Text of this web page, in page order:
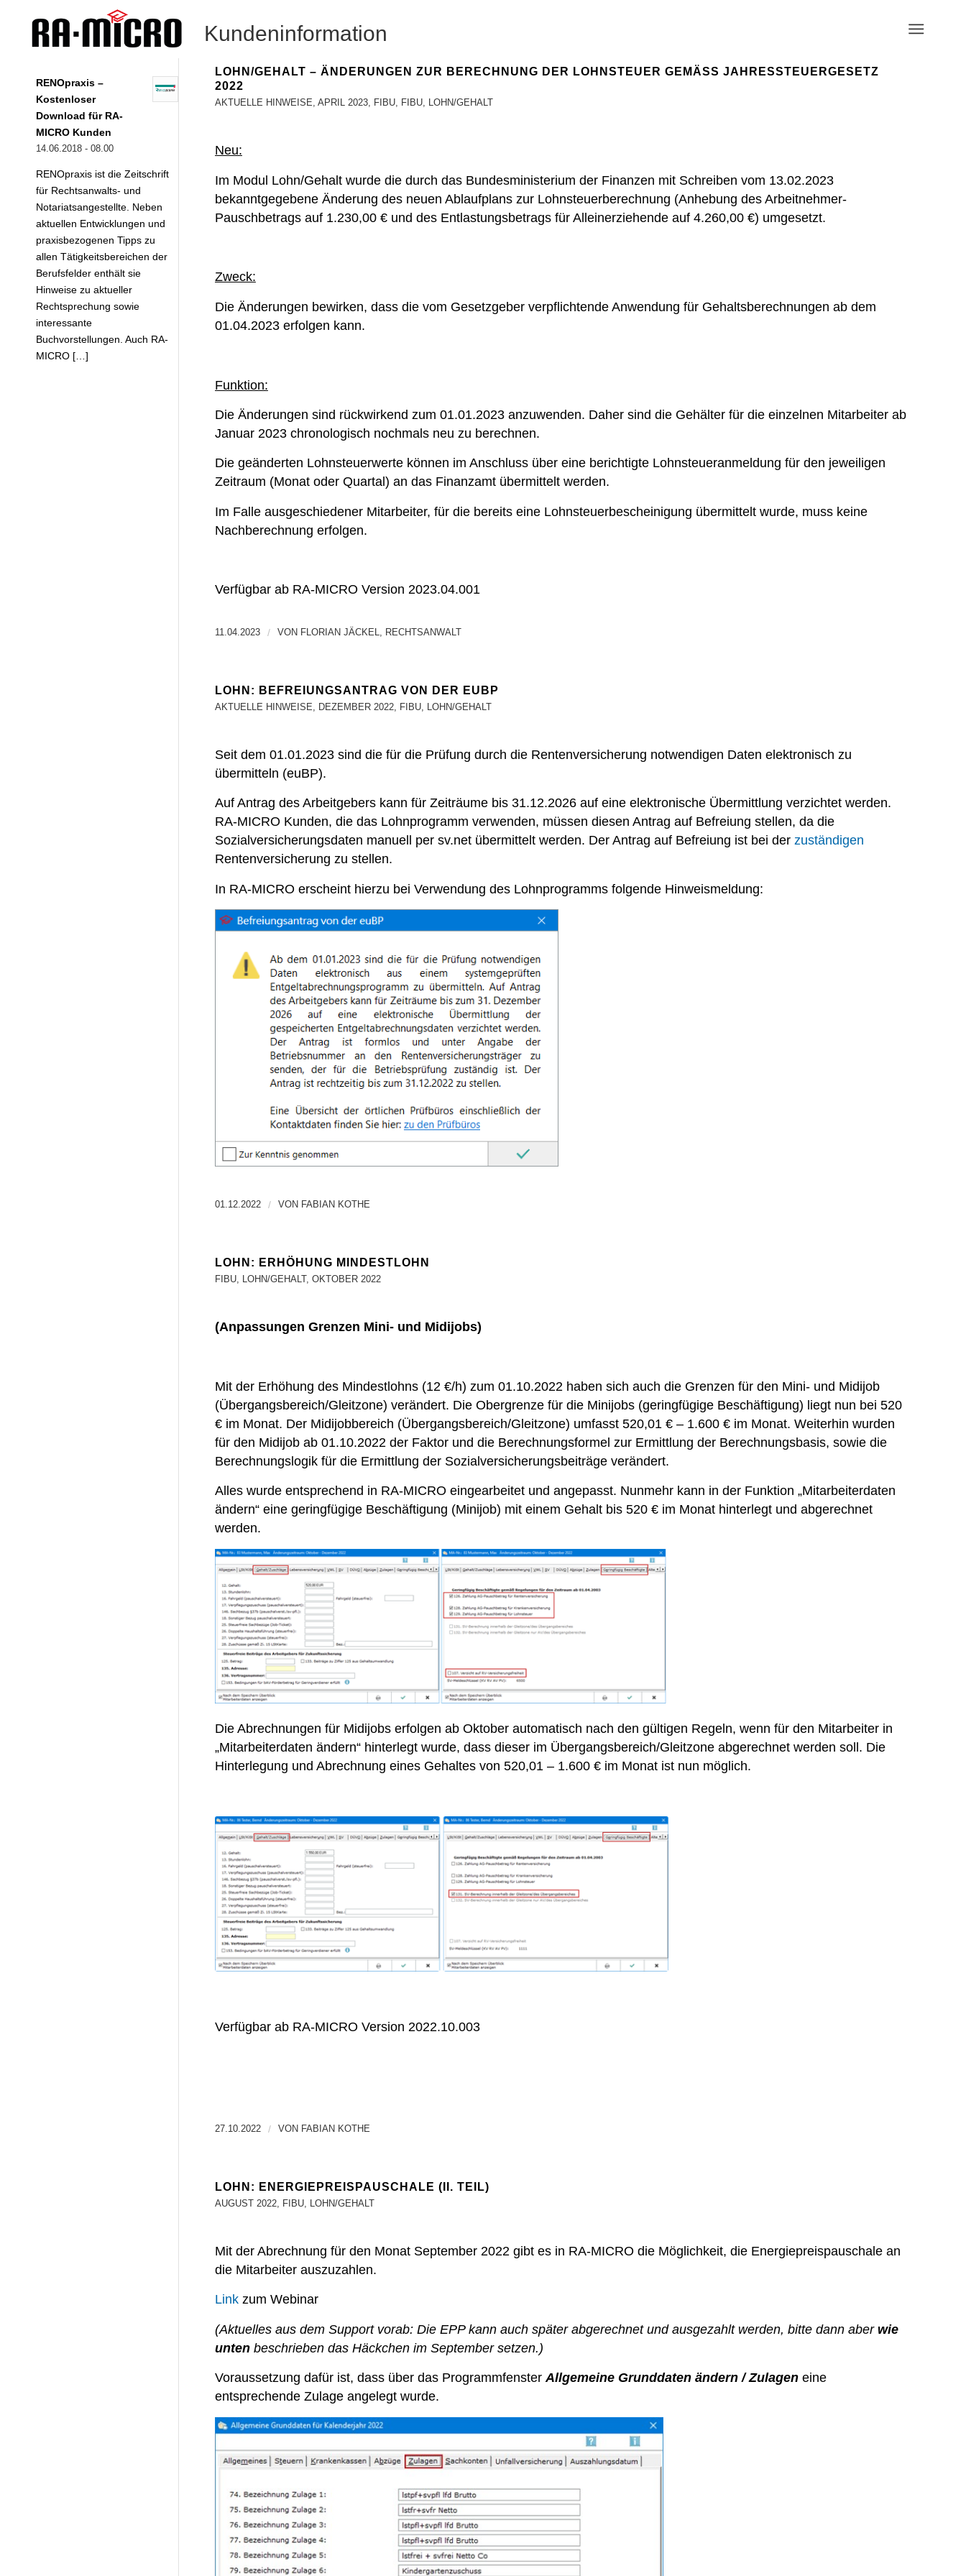
Kundeninformation
LOHN/GEHALT – ÄNDERUNGEN ZUR BERECHNUNG DER LOHNSTEUER GEMÄSS JAHRESSTEUERGESETZ 2
022
AKTUELLE HINWEISE, APRIL 2023, FIBU, FIBU, LOHN/GEHALT
Neu:
Im Modul Lohn/Gehalt wurde die durch das Bundesministerium der Finanzen mit Schreiben vom 13.02.2023
bekanntgegebene Änderung des neuen Ablaufplans zur Lohnsteuerberechnung (Anhebung des Arbeitnehmer-
Pauschbetrags auf 1.230,00 € und des Entlastungsbetrags für Alleinerziehende auf 4.260,00 €) umgesetzt.
Zweck:
Die Änderungen bewirken, dass die vom Gesetzgeber verpflichtende Anwendung für Gehaltsberechnungen ab dem
01.04.2023 erfolgen kann.
Funktion:
Die Änderungen sind rückwirkend zum 01.01.2023 anzuwenden. Daher sind die Gehälter für die einzelnen Mitarbeiter ab
Januar 2023 chronologisch nochmals neu zu berechnen.
Die geänderten Lohnsteuerwerte können im Anschluss über eine berichtigte Lohnsteueranmeldung für den jeweiligen
Zeitraum (Monat oder Quartal) an das Finanzamt übermittelt werden.
Im Falle ausgeschiedener Mitarbeiter, für die bereits eine Lohnsteuerbescheinigung übermittelt wurde, muss keine
Nachberechnung erfolgen.
Verfügbar ab RA-MICRO Version 2023.04.001
11.04.2023 / VON FLORIAN JÄCKEL, RECHTSANWALT
LOHN: BEFREIUNGSANTRAG VON DER EUBP
AKTUELLE HINWEISE DEZEMBER 2022, FIBU, LOHN/GEHALT
Seit dem 01.01.2023 sind die für die Prüfung durch die Rentenversicherung notwendigen Daten elektronisch zu
übermitteln (euBP).
Auf Antrag des Arbeitgebers kann für Zeiträume bis 31.12.2026 auf eine elektronische Übermittlung verzichtet werden.
RA-MICRO Kunden, die das Lohnprogramm verwenden, müssen diesen Antrag auf Befreiung stellen, da die
Sozialversicherungsdaten manuell per sv.net übermitteltwerden. Der Antrag auf Befreiung ist bei der zuständigen
Rentenversicherung zu stellen.
In RA-MICRO erscheint hierzu bei Verwendung des Lohnprogramms folgende Hinweismeldung:
01.12.2022 / VON FABIAN KOTHE
LOHN: ERHÖHUNG MINDESTLOHN
FIBU, LOHN/GEHALT, OKTOBER 2022
(Anpassungen Grenzen Mini- und Midijobs)
Mit der Erhöhung des Mindestlohns (12 €/h) zum 01.10.2022 haben sich auch die Grenzen für den Mini- und Midijob
(Übergangsbereich/Gleitzone) verändert. Die Obergrenze für die Minijobs (geringfügige Beschäftigung) liegt nun bei 520
€ im Monat. Der Midijobbereich (Übergangsbereich/Gleitzone) umfasst 520,01 € – 1.600 € im Monat. Weiterhin wurden
für den Midijob ab 01.10.2022 der Faktor und die Berechnungsformel zur Ermittlung der Berechnungsbasis, sowie die
Berechnungslogik für die Ermittlung der Sozialversicherungsbeiträge verändert.
Alles wurde entsprechend in RA-MICRO eingearbeitet und angepasst. Nunmehr kann in der Funktion „Mitarbeiterdaten
ändern“ eine geringfügige Beschäftigung (Minijob) mit einem Gehalt bis 520 € im Monat hinterlegt und abgerechnet
werden.
Die Abrechnungen für Midijobs erfolgen ab Oktober automatisch nach den gültigen Regeln, wenn für den Mitarbeiter in
„Mitarbeiterdaten ändern“ hinterlegt wurde, dass dieser im Übergangsbereich/Gleitzone abgerechnet werden soll. Die
Hinterlegung und Abrechnung eines Gehaltes von 520,01 – 1.600 € im Monat ist nun möglich.
Verfügbar ab RA-MICRO Version 2022.10.003
27.10.2022 / VON FABIAN KOTHE
LOHN: ENERGIEPREISPAUSCHALE (II. TEIL)
AUGUST 2022, FIBU, LOHN/GEHALT
Mit der Abrechnung für den Monat September 2022 gibt es in RA-MICRO die Möglichkeit, die Energiepreispauschale an
die Mitarbeiter auszuzahlen.
Linkzum Webinar
(Aktuelles aus dem Support vorab: Die EPP kann auch später abgerechnet und ausgezahlt werden, bitte dann aber wie
untenbeschrieben das Häckchen im September setzen.)
Voraussetzung dafür ist, dass über das ProgrammfensterAllgemeine Grunddaten ändern / Zulageneine
entsprechende Zulage angelegt wurde.
RENOpraxis –
Kostenloser
Download für RA-
MICRO Kunden
14.06.2018 - 08.00
RENOpraxis ist die Zeitschrift
für Rechtsanwalts- und
Notariatsangestellte. Neben
aktuellen Entwicklungen und
praxisbezogenen Tipps zu
allen Tätigkeitsbereichen der
Berufsfelder enthält sie
Hinweise zu aktueller
Rechtsprechung sowie
interessante
Buchvorstellungen. Auch RA-
MICRO […]